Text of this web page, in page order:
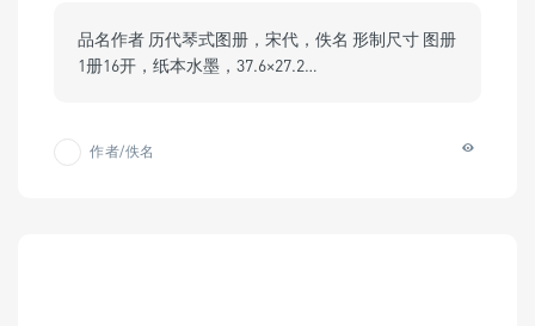
品名作者 历代琴式图册，宋代，佚名 形制尺寸 图册
1册16开，纸本水墨，37.6×27.2…
作者/佚名